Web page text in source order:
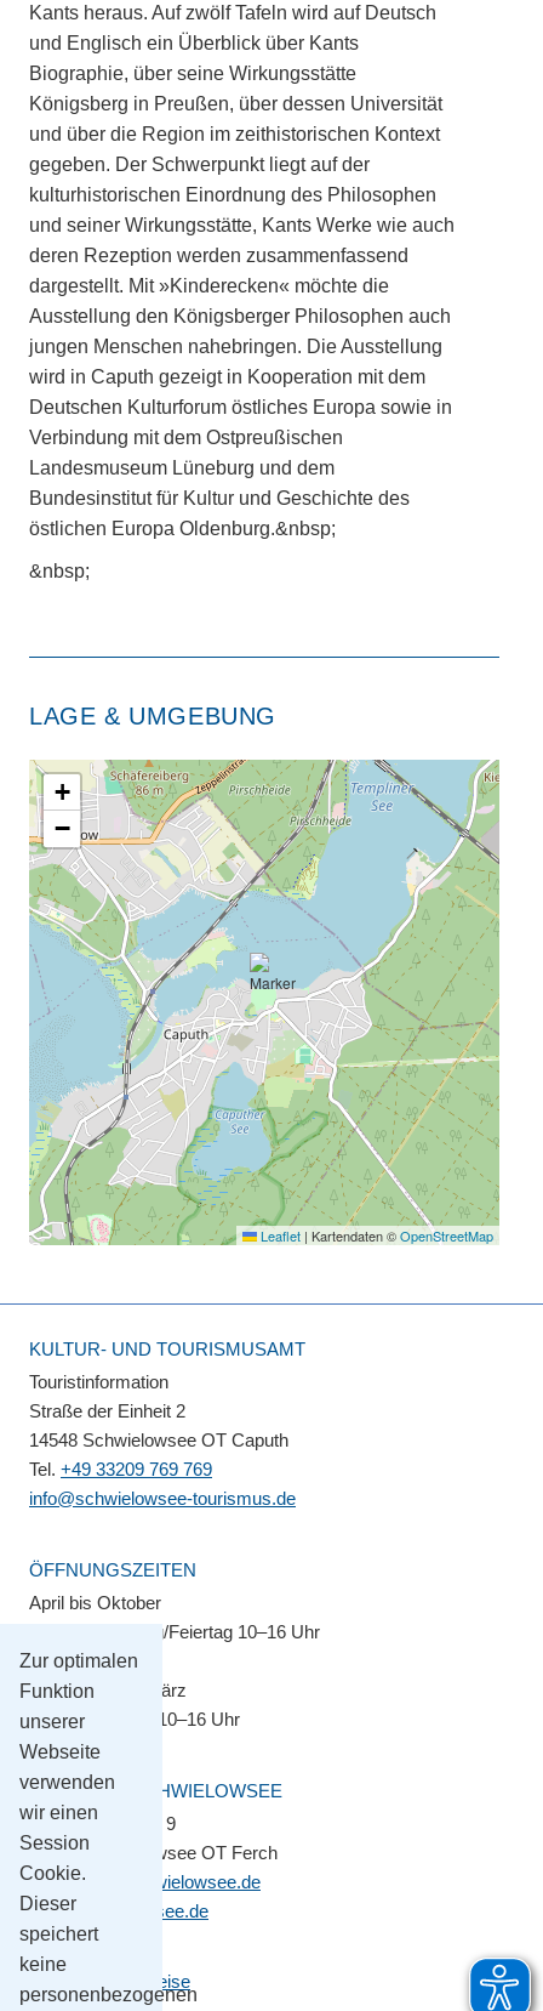
Zur optimalen
Funktion
unserer
Webseite
verwenden
wir einen
Session
Cookie.
Dieser
speichert
keine
personenbezogenen
Kants heraus. Auf zwölf Tafeln wird auf Deutsch
und Englisch ein Überblick über Kants
Biographie, über seine Wirkungsstätte
Königsberg in Preußen, über dessen Universität
und über die Region im zeithistorischen Kontext
gegeben. Der Schwerpunkt liegt auf der
kulturhistorischen Einordnung des Philosophen
und seiner Wirkungsstätte, Kants Werke wie auch
deren Rezeption werden zusammenfassend
dargestellt. Mit »Kinderecken« möchte die
Ausstellung den Königsberger Philosophen auch
jungen Menschen nahebringen. Die Ausstellung
wird in Caputh gezeigt in Kooperation mit dem
Deutschen Kulturforum östliches Europa sowie in
Verbindung mit dem Ostpreußischen
Landesmuseum Lüneburg und dem
Bundesinstitut für Kultur und Geschichte des
östlichen Europa Oldenburg.&nbsp;
&nbsp;
LAGE & UMGEBUNG
+
−
Leaflet | Kartendaten ©OpenStreetMap
KULTUR- UND TOURISMUSAMT
Touristinformation
Straße der Einheit 2
14548 Schwielowsee OT Caputh
Tel. +49 33209 769 769
info@schwielowsee-tourismus.de
ÖFFNUNGSZEITEN
April bis Oktober
Montag–Sonntag/Feiertag 10–16 Uhr
November bis März
Montag–Freitag 10–16 Uhr
GEMEINDE SCHWIELOWSEE
Potsdamer Platz 9
14548 Schwielowsee OT Ferch
gemeinde@schwielowsee.de
www.schwielowsee.de
Kontakt & Anreise